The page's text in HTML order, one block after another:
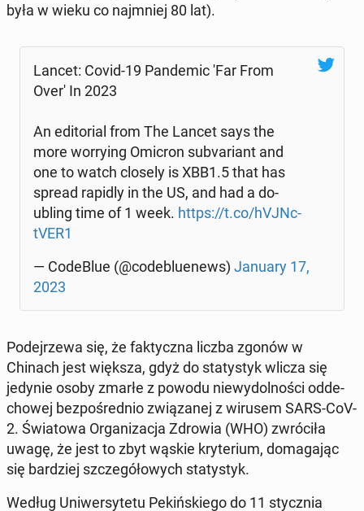
była w wieku co naj­mniej 80 lat).
Lancet: Covid-19 Pan­de­mic 'Far From
Over' In 2023
An edi­to­rial from The Lancet says the
more wor­ry­ing Omicron sub­va­riant and
one to watch closely is XBB1.5 that has
spread rapidly in the US, and had a do­
ubling time of 1 week. https://t.co/hVJNc­
tVER1
— Co­de­Blue (@co­de­blu­enews) January 17,
2023
Po­dej­rze­wa się, że fak­tycz­na liczba zgonów w
Chinach jest większa, gdyż do sta­ty­styk wlicza się
jedynie osoby zmarłe z powodu nie­wy­dol­no­ści od­de­
cho­wej bez­po­śred­nio zwią­za­nej z wirusem SARS-CoV-
2. Świa­to­wa Or­ga­ni­za­cja Zdrowia (WHO) zwró­ci­ła
uwagę, że jest to zbyt wąskie kry­te­rium, do­ma­ga­jąc
się bar­dziej szcze­gó­ło­wych sta­ty­styk.
Według Uni­wer­sy­te­tu Pe­kiń­skie­go do 11 stycz­nia